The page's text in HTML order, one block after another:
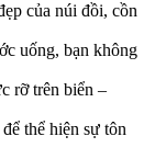
của núi đồi, cồn
uống, bạn không
rỡ trên biển –
thể hiện sự tôn